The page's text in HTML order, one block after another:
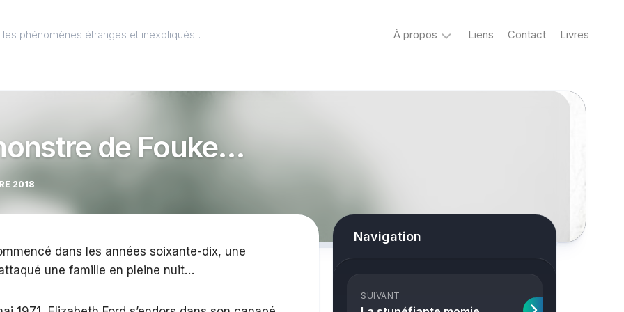
les phénomènes étranges et inexpliqués… À propos
&
Spiritisme
conspiracy
Horreur
Liens Contact Livres
de Fouke…
2018
dans les années soixante-dix, une
une famille en pleine nuit…
Navigation
SUIVANT